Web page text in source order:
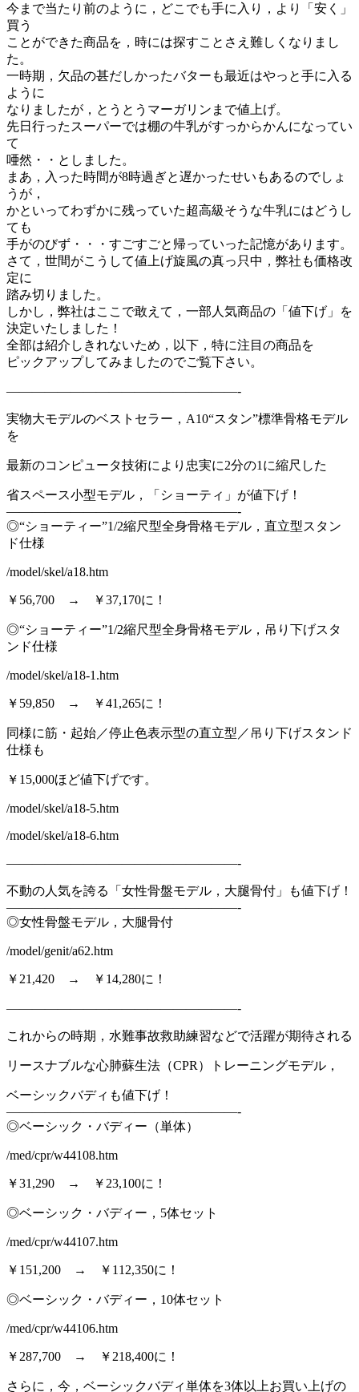
今まで当たり前のように，どこでも手に入り，より「安く」
買う
ことができた商品を，時には探すことさえ難しくなりまし
た。
一時期，欠品の甚だしかったバターも最近はやっと手に入る
ように
なりましたが，とうとうマーガリンまで値上げ。
先日行ったスーパーでは棚の牛乳がすっからかんになってい
て
唖然・・としました。
まあ，入った時間が8時過ぎと遅かったせいもあるのでしょ
うが，
かといってわずかに残っていた超高級そうな牛乳にはどうし
ても
手がのびず・・・すごすごと帰っていった記憶があります。
さて，世間がこうして値上げ旋風の真っ只中，弊社も価格改
定に
踏み切りました。
しかし，弊社はここで敢えて，一部人気商品の「値下げ」を
決定いたしました！
全部は紹介しきれないため，以下，特に注目の商品を
ピックアップしてみましたのでご覧下さい。
——————————————————-
実物大モデルのベストセラー，A10“スタン”標準骨格モデル
を
最新のコンピュータ技術により忠実に2分の1に縮尺した
省スペース小型モデル，「ショーティ」が値下げ！
——————————————————-
◎“ショーティー”1/2縮尺型全身骨格モデル，直立型スタン
ド仕様
/model/skel/a18.htm
￥56,700 → ￥37,170に！
◎“ショーティー”1/2縮尺型全身骨格モデル，吊り下げスタ
ンド仕様
/model/skel/a18-1.htm
￥59,850 → ￥41,265に！
同様に筋・起始／停止色表示型の直立型／吊り下げスタンド
仕様も
￥15,000ほど値下げです。
/model/skel/a18-5.htm
/model/skel/a18-6.htm
——————————————————-
不動の人気を誇る「女性骨盤モデル，大腿骨付」も値下げ！
——————————————————-
◎女性骨盤モデル，大腿骨付
/model/genit/a62.htm
￥21,420 → ￥14,280に！
——————————————————-
これからの時期，水難事故救助練習などで活躍が期待される
リースナブルな心肺蘇生法（CPR）トレーニングモデル，
ベーシックバディも値下げ！
——————————————————-
◎ベーシック・バディー（単体）
/med/cpr/w44108.htm
￥31,290 → ￥23,100に！
◎ベーシック・バディー，5体セット
/med/cpr/w44107.htm
￥151,200 → ￥112,350に！
◎ベーシック・バディー，10体セット
/med/cpr/w44106.htm
￥287,700 → ￥218,400に！
さらに，今，ベーシックバディ単体を3体以上お買い上げの